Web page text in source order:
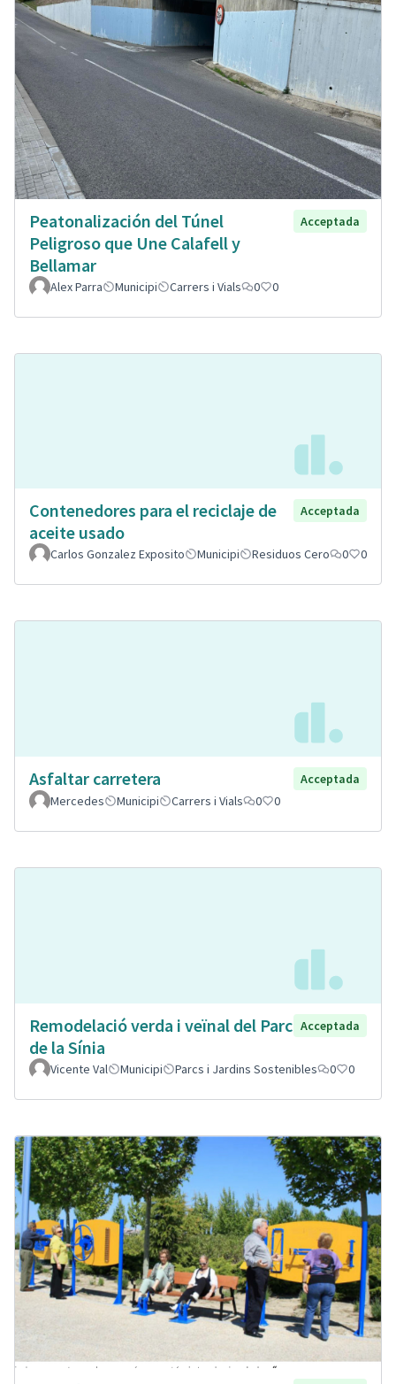
Peatonalización del Túnel
Peligroso que Une Calafell y
Bellamar
Acceptada
Alex Parra Municipi Carrers i Vials 0 0
Contenedores para el reciclaje de
aceite usado
Acceptada
Carlos Gonzalez Exposito Municipi Residuos Cero 0 0
Asfaltar carretera
Acceptada
Mercedes
Municipi Carrers i Vials 0 0
Remodelació verda i veïnal del Parc
de la Sínia
Acceptada
Vicente Val Municipi Parcs i Jardins Sostenibles 0 0